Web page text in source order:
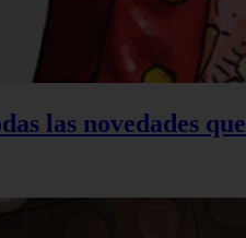
las novedades